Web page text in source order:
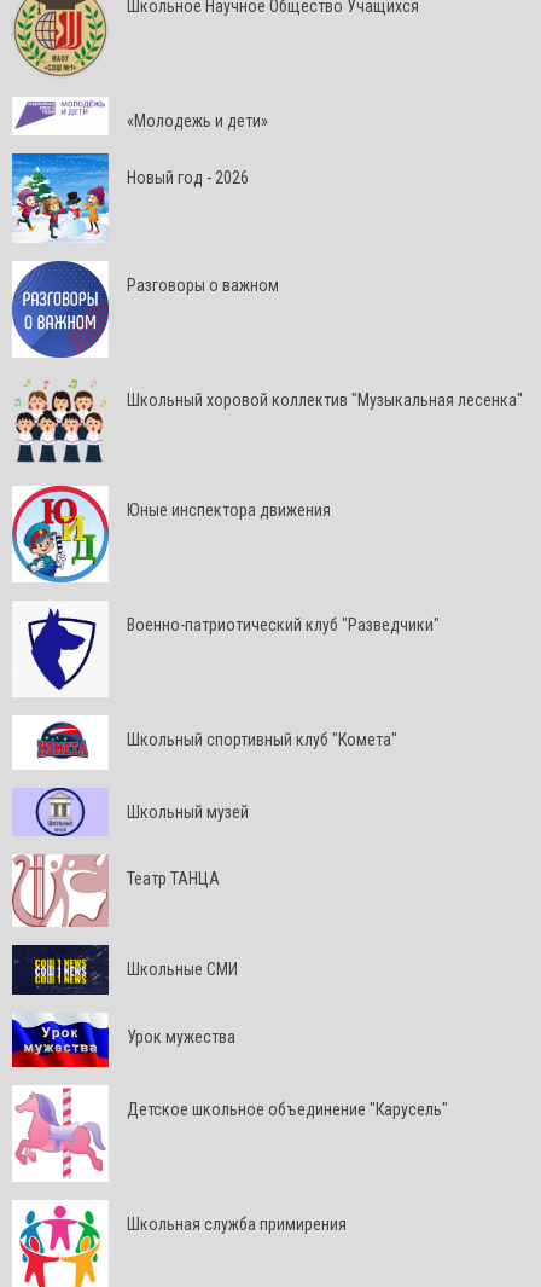
Школьное Научное Общество Учащихся
«Молодежь и дети»
Новый год - 2026
Разговоры о важном
Школьный хоровой коллектив "Музыкальная лесенка"
Юные инспектора движения
Военно-патриотический клуб "Разведчики"
Школьный спортивный клуб "Комета"
Школьный музей
Театр ТАНЦА
Школьные СМИ
Урок мужества
Детское школьное объединение "Карусель"
Школьная служба примирения